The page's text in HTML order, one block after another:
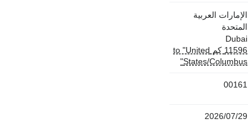
الإمارات العربية
المتحدة
Dubai
11596 كم to "United
States/Columbus"
00161
29‏/07‏/2026